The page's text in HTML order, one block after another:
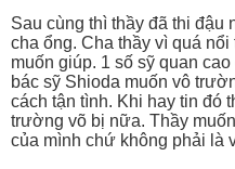
Sau cùng thì thầy đã thi đậu
cha ổng. Cha thầy vì quá
muốn giúp. 1 số sỹ quan
bác sỹ Shioda muốn vô
cách tận tình. Khi hay tin đó
trường võ bị nữa. Thầy
của mình chứ không phải là